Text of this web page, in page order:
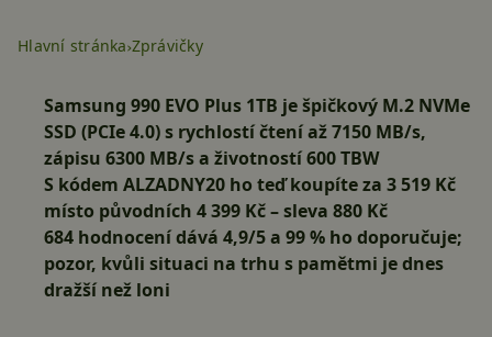
Hlavní stránka Zprávičky
Samsung 990 EVO Plus 1TB je špičkový M.2 NVMe
SSD (PCIe 4.0) s rychlostí čtení až 7150 MB/s,
zápisu 6300 MB/s a životností 600 TBW
S kódem ALZADNY20 ho teď koupíte za 3 519 Kč
místo původních 4 399 Kč – sleva 880 Kč
684 hodnocení dává 4,9/5 a 99 % ho doporučuje;
pozor, kvůli situaci na trhu s pamětmi je dnes
dražší než loni